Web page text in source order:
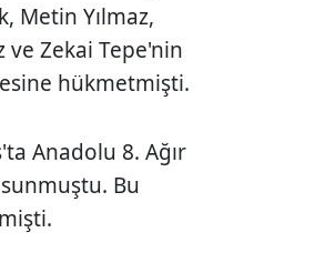
Metin Yılmaz,
ve Zekai Tepe'nin
hükmetmişti.
Anadolu 8. Ağır
Bu